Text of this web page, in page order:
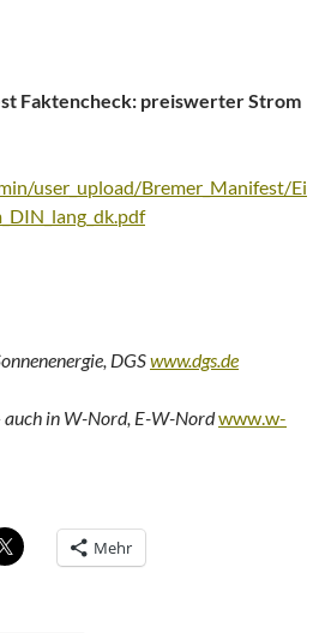
Faktencheck: preiswerter Strom
user_upload/Bremer_Manifest/Ei
DGSwww.dgs.de
auch in W-Nord, E-W-Nordwww.w-
Mehr